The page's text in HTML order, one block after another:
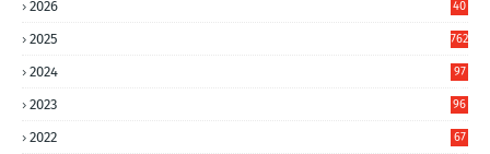
2026
40
2025 762
2024
97
2023
96
2022
67